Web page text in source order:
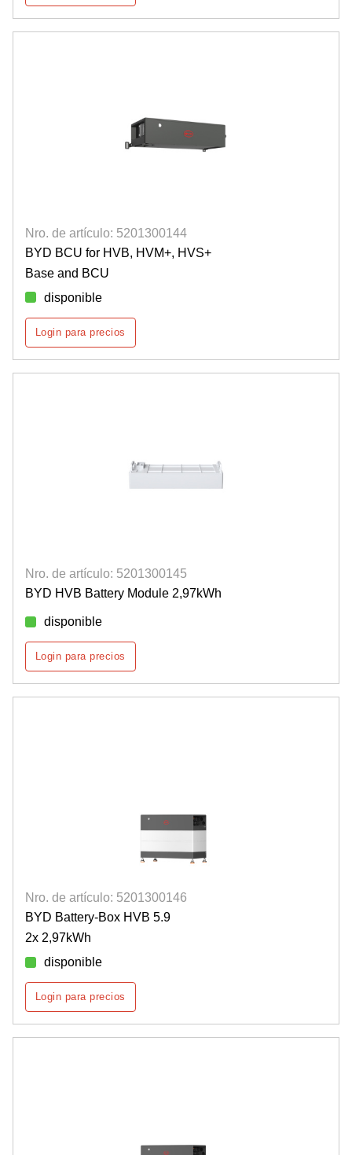
Nro. de artículo: 5201300144
BYD BCU for HVB, HVM+, HVS+
Base and BCU
disponible
Login para precios
Nro. de artículo: 5201300145
BYD HVB Battery Module 2,97kWh
disponible
Login para precios
Nro. de artículo: 5201300146
BYD Battery-Box HVB 5.9
2x 2,97kWh
disponible
Login para precios